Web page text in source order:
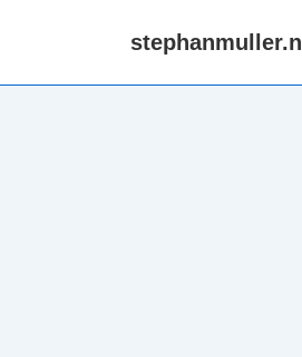
stephanmuller.nl